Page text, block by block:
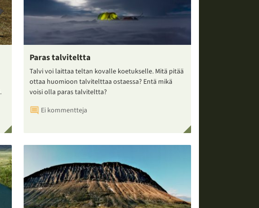
Paras talviteltta
Talvi voi laittaa teltan kovalle koetukselle. Mitä pitää
ottaa huomioon talvitelttaa ostaessa? Entä mikä
voisi olla paras talviteltta?
Ei kommentteja